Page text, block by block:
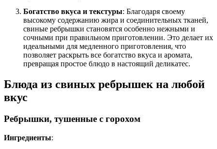
Богатство вкуса и текстуры: Благодаря своему
высокому содержанию жира и соединительных тканей,
свиные ребрышки становятся особенно нежными и
сочными при правильном приготовлении. Это делает их
идеальными для медленного приготовления, что
позволяет раскрыть все богатство вкуса и аромата,
превращая простое блюдо в настоящий деликатес.
Блюда из свиных ребрышек на любой
вкус
Ребрышки, тушенные с горохом
Ингредиенты: